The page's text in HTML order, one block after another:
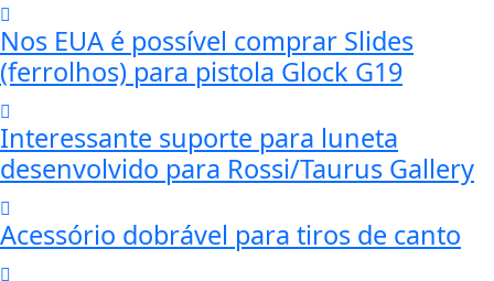
Nos EUA é possível comprar Slides
(ferrolhos) para pistola Glock G19
Interessante suporte para luneta
desenvolvido para Rossi/Taurus Gallery
Acessório dobrável para tiros de canto